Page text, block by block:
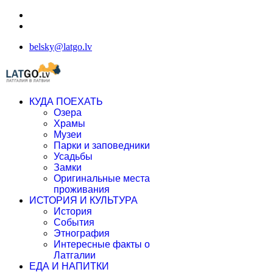
belsky@latgo.lv
КУДА ПОЕХАТЬ
Озера
Храмы
Музеи
Парки и заповедники
Усадьбы
Замки
Оригинальные места
проживания
ИСТОРИЯ И КУЛЬТУРА
История
События
Этнография
Интересные факты о
Латгалии
ЕДА И НАПИТКИ